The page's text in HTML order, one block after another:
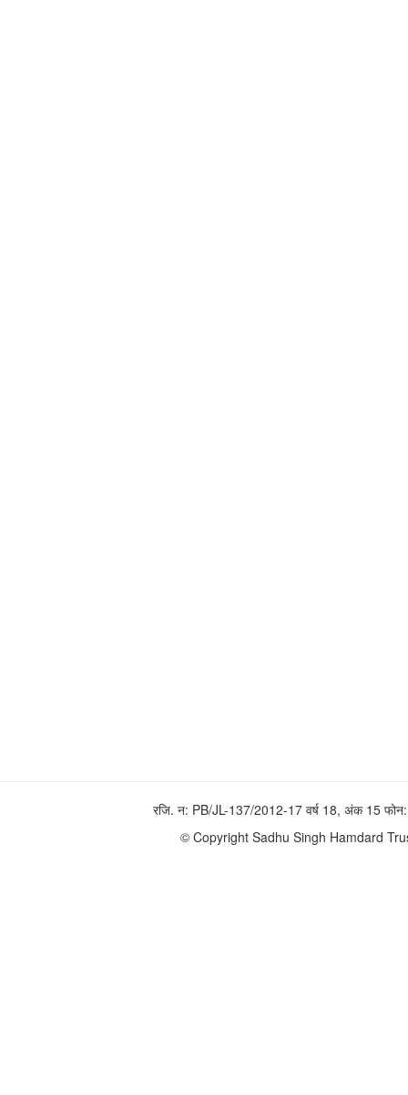
रजि. न: PB/JL-137/2012-17 वर्ष 18, अंक 15
© Copyright Sadhu Singh Hamdard